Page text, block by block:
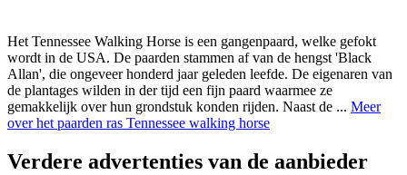
Het Tennessee Walking Horse is een gangenpaard, welke gefokt
wordt in de USA. De paarden stammen af van de hengst 'Black
Allan', die ongeveer honderd jaar geleden leefde. De eigenaren van
de plantages wilden in der tijd een fijn paard waarmee ze
gemakkelijk over hun grondstuk konden rijden. Naast de ... Meer
over het paarden ras Tennessee walking horse
Verdere advertenties van de aanbieder